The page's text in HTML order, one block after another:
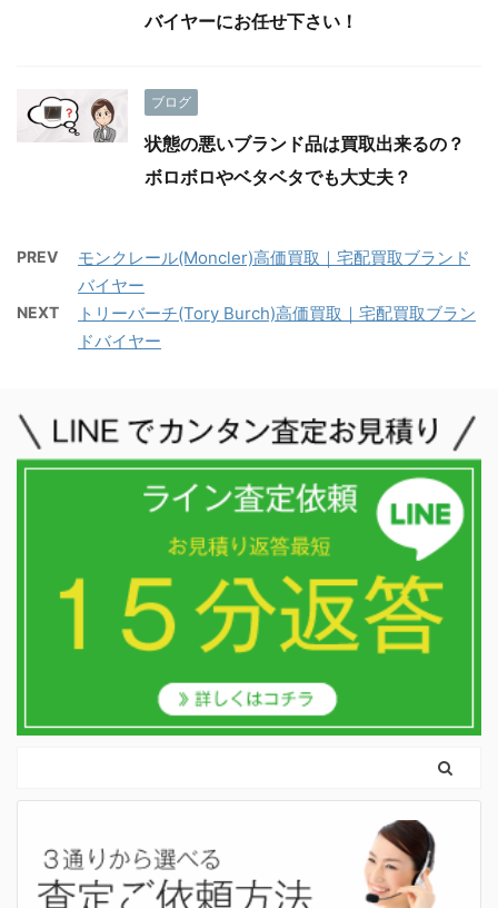
バイヤーにお任せ下さい！
ブログ
状態の悪いブランド品は買取出来るの？
ボロボロやベタベタでも大丈夫？
PREV
モンクレール(Moncler)高価買取｜宅配買取ブランド
バイヤー
NEXT
トリーバーチ(Tory Burch)高価買取｜宅配買取ブラン
ドバイヤー